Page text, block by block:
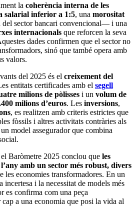
la coherència interna de les
salarial inferior a 1:5, una morositat
sector bancari convencional— i una
internacionals que reforcen la seva
dades confirmen que el sector no
sinó que també opera amb
valors.
del 2025 és el creixement del
entitats certificades amb el segell
milions de pòlisses i un volum de
milions d’euros. Les inversions,
, es realitzen amb criteris estrictes que
fòssils i altres activitats contràries als
model assegurador que combina
Baròmetre 2025 conclou que les
amb un sector més robust, divers
les economies transformadores. En un
i la necessitat de models més
es confirma com una peça
a una economia que posi la vida al